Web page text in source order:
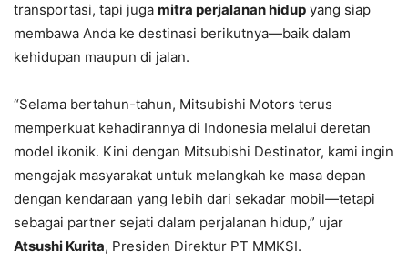
transportasi, tapi juga mitra perjalanan hidup yang siap
membawa Anda ke destinasi berikutnya—baik dalam
kehidupan maupun di jalan.
“Selama bertahun-tahun, Mitsubishi Motors terus
memperkuat kehadirannya di Indonesia melalui deretan
model ikonik. Kini dengan Mitsubishi Destinator, kami ingin
mengajak masyarakat untuk melangkah ke masa depan
dengan kendaraan yang lebih dari sekadar mobil—tetapi
sebagai partner sejati dalam perjalanan hidup,” ujar
Atsushi Kurita, Presiden Direktur PT MMKSI.